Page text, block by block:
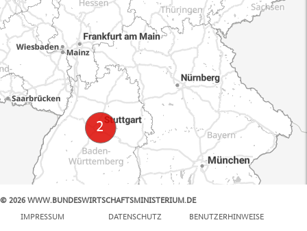
© 2026 WWW.BUNDESWIRTSCHAFTSMINISTERIUM.DE
IMPRESSUM
DATENSCHUTZ BENUTZERHINWEISE